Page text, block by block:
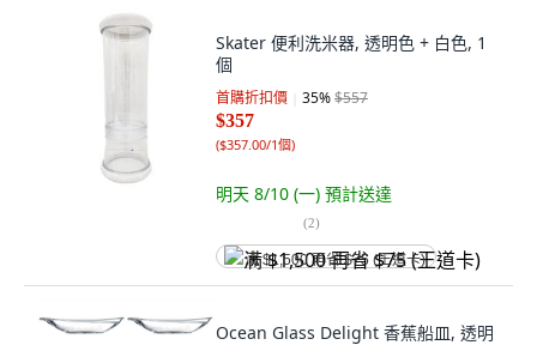
Skater 便利洗米器, 透明色 + 白色, 1
個
首購折扣價 35%$557
$357
($357.00/1個)
明天 8/10 (一) 預計送達
(2)
满 $1,500 再省 $75 (王道卡)
Ocean Glass Delight 香蕉船皿, 透明